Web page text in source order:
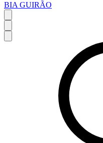
BIA GUIRÃO